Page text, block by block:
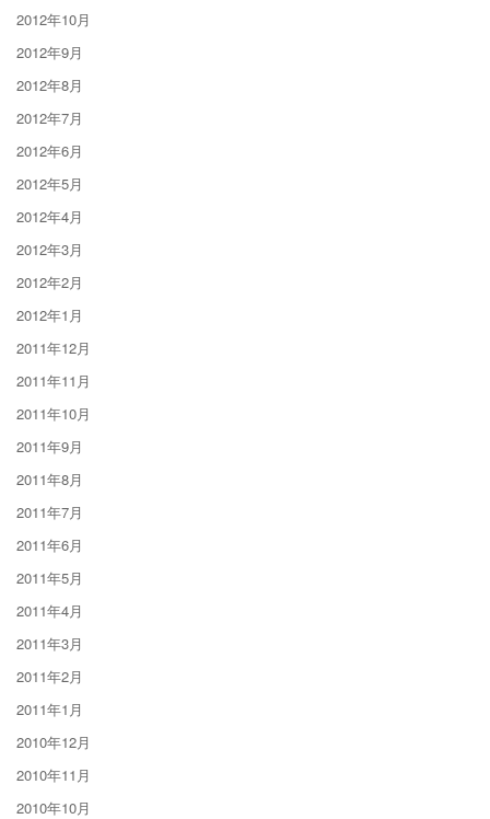
2012年10月
2012年9月
2012年8月
2012年7月
2012年6月
2012年5月
2012年4月
2012年3月
2012年2月
2012年1月
2011年12月
2011年11月
2011年10月
2011年9月
2011年8月
2011年7月
2011年6月
2011年5月
2011年4月
2011年3月
2011年2月
2011年1月
2010年12月
2010年11月
2010年10月